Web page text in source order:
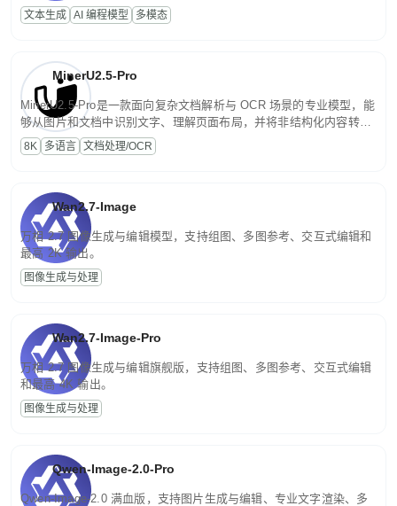
话端到端交付生产级成果。原生视觉理解贯穿规划、执行与验证全流
程，支持超长文档与长视频的深度语义解析。长程任务中自主规划与
文本生成 AI 编程模型 多模态
MinerU2.5-Pro
MinerU2.5-Pro是一款面向复杂文档解析与 OCR 场景的专业模型，能
够从图片和文档中识别文字、理解页面布局，并将非结构化内容转换
为便于存储、检索和二次处理的结构化结果。
8K 多语言 文档处理/OCR
Wan2.7-Image
万相 2.7 图像生成与编辑模型，支持组图、多图参考、交互式编辑和
最高 2K 输出。
图像生成与处理
Wan2.7-Image-Pro
万相 2.7 图像生成与编辑旗舰版，支持组图、多图参考、交互式编辑
和最高 4K 输出。
图像生成与处理
Qwen-Image-2.0-Pro
Qwen-Image-2.0 满血版，支持图片生成与编辑、专业文字渲染、多